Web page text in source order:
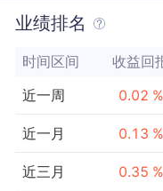
业绩排名
时间区间 收益回
近一周 0.02 %
近一月 0.13 %
近三月 0.35 %